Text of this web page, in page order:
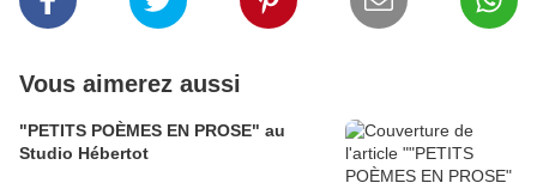
Vous aimerez aussi
"PETITS POÈMES EN PROSE" au
Studio Hébertot